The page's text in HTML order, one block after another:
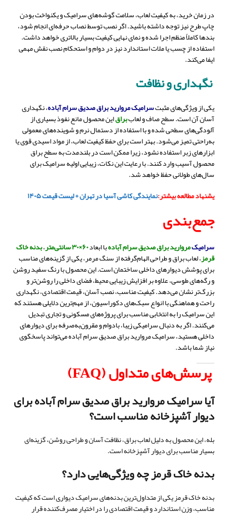
در زمان خرید، به کیفیت لعاب، سلامت گوشه‌های سرامیک و یکنواخت بودن
چاپ طرح نیز توجه داشته باشید. اگر نصب توسط نصاب حرفه‌ای انجام شود،
بندها کاملاً منظم اجرا شده و نمای نهایی کیفیت بسیار بالاتری خواهد داشت.
استفاده از چسب یا ملات استاندارد نیز در دوام و استحکام نصب نقش مهمی
ایفا می‌کند.
نگهداری و نظافت
یکی از ویژگی‌های مثبتسرامیک مروارید براق صدیق سرام آباده، نگهداری
آسان آن است. سطح صاف و لعاببراقاین محصول مانع نفوذ بسیاری از
آلودگی‌های سطحی شده و با استفاده از دستمال نرم و شوینده‌های معمولی
به‌راحتی تمیز می‌شود. بهتر است برای حفظ کیفیت لعاب، از مواد اسیدی قوی یا
ابزارهای زبر استفاده نشود، زیرا ممکن است در بلندمدت به سطح براق
محصول آسیب وارد کنند. با رعایت این نکات، زیبایی اولیه سرامیک برای
سال‌های طولانی حفظ خواهد شد.
یشنهاد مطالعه بیشتر:نمایندگی کاشی آسیا در تهران + لیست قیمت ۱۴۰۵
جمع‌بندی
سرامیکمروارید براق صدیق سرام آبادهبا ابعاد۶۰×۳۰ سانتی‌متر ،بدنه خاک
قرمز، لعاب براق و طراحی الهام‌گرفته از سنگ مرمر، یکی از گزینه‌های مناسب
برای پوشش دیوارهای داخلی ساختمان است. این محصول با رنگ سفید روشن
و رگه‌های طوسی، علاوه بر افزایش زیبایی محیط، فضای داخلی را روشن‌تر و
بزرگ‌تر نشان می‌دهد. کیفیت مناسب، نصب آسان، قیمت اقتصادی، نگهداری
راحت و هماهنگی با انواع سبک‌های دکوراسیون، از مهم‌ترین دلایلی هستند که
این سرامیک را به انتخابی مناسب برای پروژه‌های مسکونی و تجاری تبدیل
می‌کنند. اگر به دنبال سرامیکی زیبا، بادوام و مقرون‌به‌صرفه برای دیوارهای
داخلی هستید، سرامیک مروارید براق صدیق سرام آباده می‌تواند پاسخگوی
نیاز شما باشد.
پرسش‌های متداول (FAQ)
آیا سرامیک مروارید براق صدیق سرام آباده برای
دیوار آشپزخانه مناسب است؟
بله، این محصول به دلیل لعاب براق، نظافت آسان و طراحی روشن، گزینه‌ای
بسیار مناسب برای دیوار آشپزخانه است.
بدنه خاک قرمز چه ویژگی‌هایی دارد؟
بدنه خاک قرمز یکی از متداول‌ترین بدنه‌های سرامیک دیواری است که کیفیت
مناسب، وزن استاندارد و قیمت اقتصادی را در اختیار مصرف‌کننده قرار